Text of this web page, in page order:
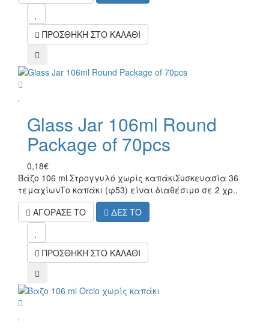
ΠΡΟΣΘΗΚΗ ΣΤΟ ΚΑΛΑΘΙ
compare
Glass Jar 106ml Round
Package of 70pcs
0,18€
Βάζο 106 ml Στρογγυλό χωρίς καπάκιΣυσκευασία 36
τεμαχίωνΤο καπάκι (φ53) είναι διαθέσιμο σε 2 χρ..
ΑΓΟΡΑΣΕ ΤΟ
ΔΕΣ ΤΟ
ΠΡΟΣΘΗΚΗ ΣΤΟ ΚΑΛΑΘΙ
compare